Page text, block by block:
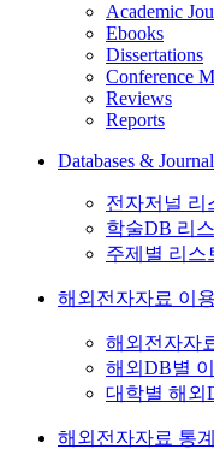
Academic
Ebooks
Dissertations
Conference
Reviews
Reports
Databases &
전자저널 리
학술DB 리
주제별 리스
해외전자자료 이
해외전자자
해외DB별
대학별 해외
해외전자자료 통계